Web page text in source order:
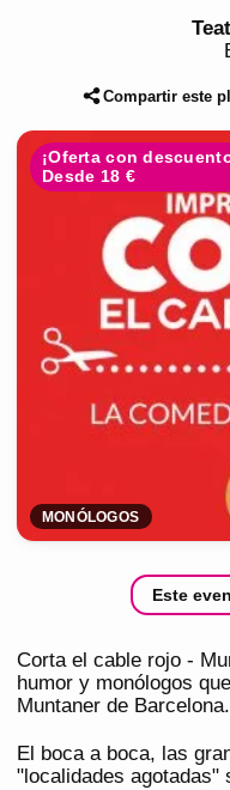
Compartir este
¡Oferta con
Desde 18 €
MONÓLOGOS
Este
Corta el cable rojo -
humor y monólogos
Muntaner de Barcelona.
El boca a boca, las
"localidades agotadas"